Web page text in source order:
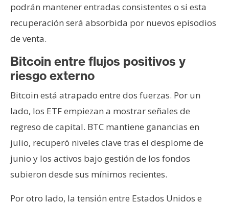
podrán mantener entradas consistentes o si esta
recuperación será absorbida por nuevos episodios
de venta.
Bitcoin entre flujos positivos y
riesgo externo
Bitcoin está atrapado entre dos fuerzas. Por un
lado, los ETF empiezan a mostrar señales de
regreso de capital. BTC mantiene ganancias en
julio, recuperó niveles clave tras el desplome de
junio y los activos bajo gestión de los fondos
subieron desde sus mínimos recientes.
Por otro lado, la tensión entre Estados Unidos e